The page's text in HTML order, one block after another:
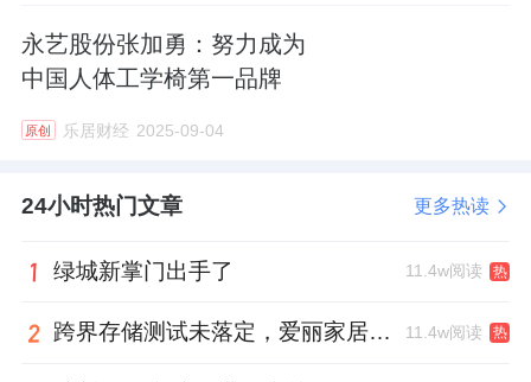
永艺股份张加勇：努力成为
中国人体工学椅第一品牌
原创 乐居财经 2025-09-04
24小时热门文章 更多热读
绿城新掌门出手了 11.4w阅读 热
跨界存储测试未落定，爱丽家居复牌前自揭多重风险 11.4w阅读 热